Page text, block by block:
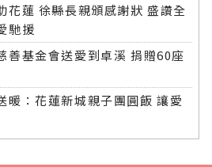
花蓮 徐縣長親頒感謝狀 盛讚全
馳援
善基金會送愛到卓溪 捐贈60座
暖：花蓮新城親子團圓飯 讓愛